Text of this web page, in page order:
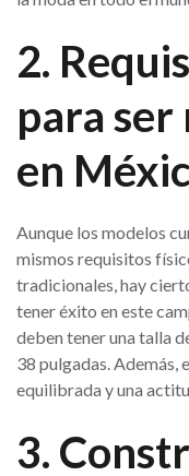
2.
para
en
Aunque los modelos
mismos requisitos
tradicionales, hay
tener éxito en este
deben tener una talla
38 pulgadas. Además,
equilibrada y una
3.